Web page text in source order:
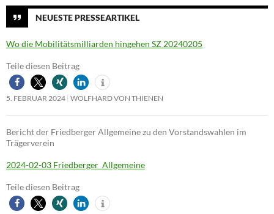
NEUESTE PRESSEARTIKEL
Wo die Mobilitätsmilliarden hingehen SZ 20240205
Teile diesen Beitrag
5. FEBRUAR 2024 WOLFHARD VON THIENEN
Bericht der Friedberger Allgemeine zu den Vorstandswahlen im
Trägerverein
2024-02-03 Friedberger_Allgemeine
Teile diesen Beitrag